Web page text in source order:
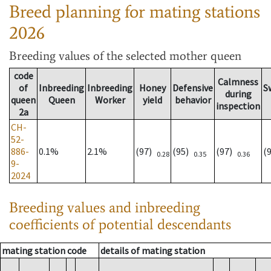
Breed planning for mating stations
2026
Breeding values of the selected mother queen
code
of
queen
2a
Inbreeding
Queen
Inbreeding
Worker
Honey
yield
Defensive
behavior
Calmness
during
inspection
CH-
52-
886-
9-
2024
0.1% 2.1% (97) 0.28 (95) 0.35 (97) 0.36
Breeding values and inbreeding
coefficients of potential descendants
mating station code details of mating station